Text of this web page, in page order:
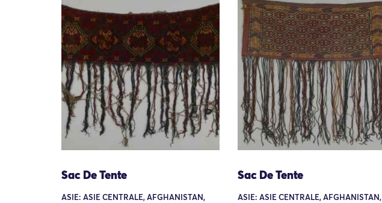
Sac De Tente
ASIE: ASIE CENTRALE, AFGHANISTAN,
Sac De Tente
ASIE: ASIE CENTRALE, AFGHANISTAN,